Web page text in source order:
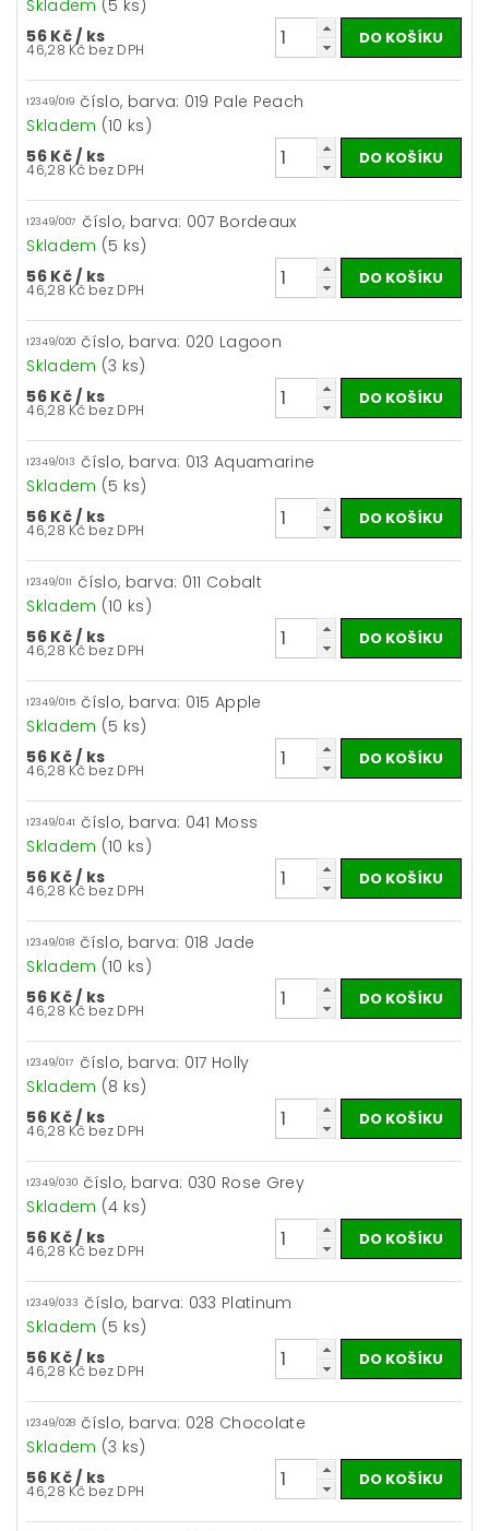
Skladem (5 ks)
56 Kč/ ks
46,28 Kč bez DPH
12349/019 číslo, barva: 019 Pale Peach
Skladem (10 ks)
56 Kč/ ks
46,28 Kč bez DPH
12349/007 číslo, barva: 007 Bordeaux
Skladem (5 ks)
56 Kč/ ks
46,28 Kč bez DPH
12349/020 číslo, barva: 020 Lagoon
Skladem (3 ks)
56 Kč/ ks
46,28 Kč bez DPH
12349/013 číslo, barva: 013 Aquamarine
Skladem (5 ks)
56 Kč/ ks
46,28 Kč bez DPH
12349/011 číslo, barva: 011 Cobalt
Skladem (10 ks)
56 Kč/ ks
46,28 Kč bez DPH
12349/015 číslo, barva: 015 Apple
Skladem (5 ks)
56 Kč/ ks
46,28 Kč bez DPH
12349/041 číslo, barva: 041 Moss
Skladem (10 ks)
56 Kč/ ks
46,28 Kč bez DPH
12349/018 číslo, barva: 018 Jade
Skladem (10 ks)
56 Kč/ ks
46,28 Kč bez DPH
12349/017 číslo, barva: 017 Holly
Skladem (8 ks)
56 Kč/ ks
46,28 Kč bez DPH
12349/030 číslo, barva: 030 Rose Grey
Skladem (4 ks)
56 Kč/ ks
46,28 Kč bez DPH
12349/033 číslo, barva: 033 Platinum
Skladem (5 ks)
56 Kč/ ks
46,28 Kč bez DPH
12349/028 číslo, barva: 028 Chocolate
Skladem (3 ks)
56 Kč/ ks
46,28 Kč bez DPH